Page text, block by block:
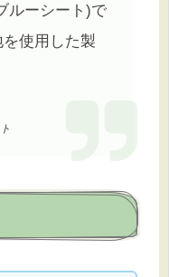
ルーシート)で
使用した製